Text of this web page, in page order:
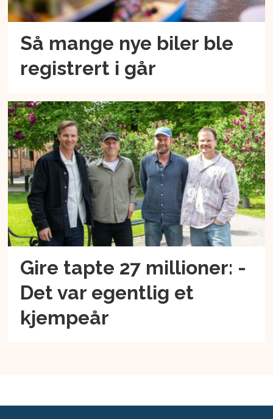
Så mange nye biler ble
registrert i går
Gire tapte 27 millioner: -
Det var egentlig et
kjempeår